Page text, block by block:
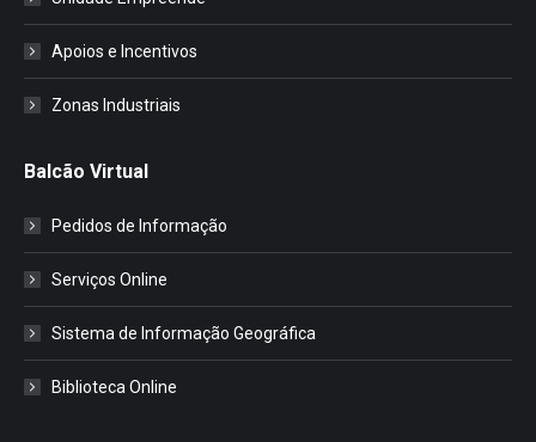
Apoios e Incentivos
Zonas Industriais
Balcão Virtual
Pedidos de Informação
Serviços Online
Sistema de Informação Geográfica
Biblioteca Online